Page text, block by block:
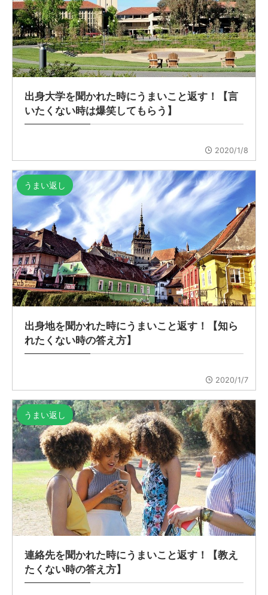
出身大学を聞かれた時にうまいこと返す！【言
いたくない時は爆笑してもらう】
2020/1/8
うまい返し
出身地を聞かれた時にうまいこと返す！【知ら
れたくない時の答え方】
2020/1/7
うまい返し
連絡先を聞かれた時にうまいこと返す！【教え
たくない時の答え方】